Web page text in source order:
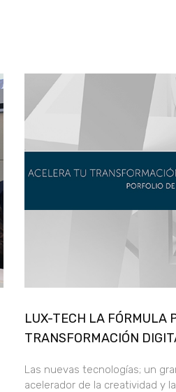
LUX-TECH LA FÓRMULA
TRANSFORMACIÓN
Las nuevas tecnologías; un
acelerador de la creatividad y